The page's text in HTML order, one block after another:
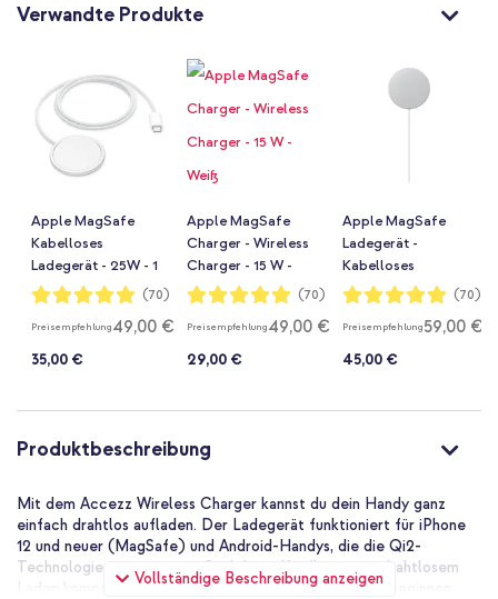
Verwandte Produkte
Apple MagSafe
Kabelloses
Ladegerät - 25W - 1
Meter - Weiß
Bewertung:
98%
(70)
Preisempfehlung49,00 €
35,00 €
Apple MagSafe
Charger - Wireless
Charger - 15 W -
Weiß
Bewertung:
98%
(70)
Preisempfehlung49,00 €
29,00 €
Apple MagSafe
Ladegerät -
Kabelloses
Ladegerät 25W - 2
Bewertung:
98%
(70)
Preisempfehlung59,00 €
45,00 €
Produktbeschreibung
Vollständige Beschreibung anzeigen
Mit dem Accezz Wireless Charger kannst du dein Handy ganz
einfach drahtlos aufladen. Der Ladegerät funktioniert für iPhone
12 und neuer (MagSafe) und Android-Handys, die die Qi2-
Technologie unterstützen. Sind deine Kopfhörer mit drahtlosem
Laden kompatibel? Leg sie auf das Ladegerät und sie beginnen